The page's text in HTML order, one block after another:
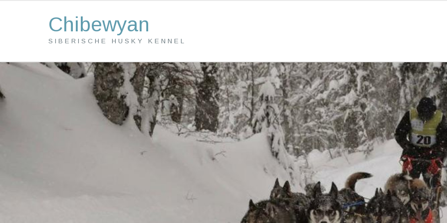
Chibewyan
SIBERISCHE HUSKY KENNEL